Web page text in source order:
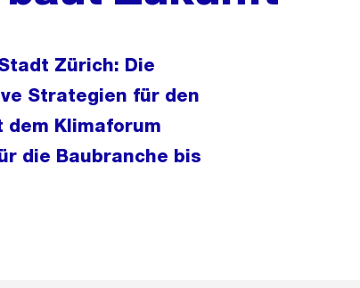
Zürich: Die
Strategien für den
Klimaforum
die Baubranche bis